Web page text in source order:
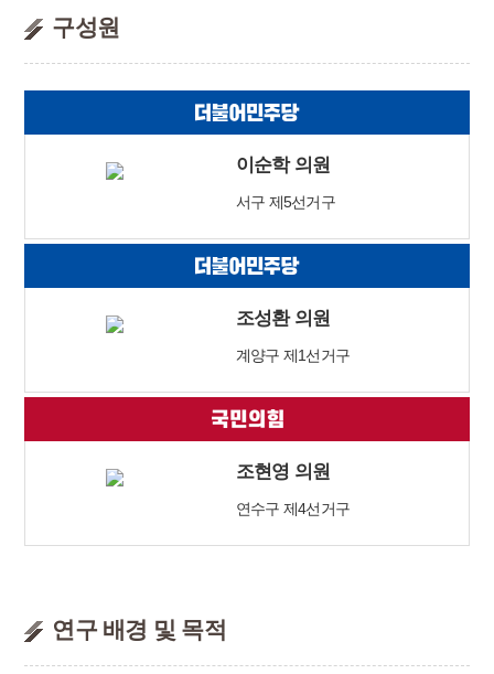
구성원
이순학 의원
서구 제5선거구
조성환 의원
계양구 제1선거구
조현영 의원
연수구 제4선거구
연구 배경 및 목적